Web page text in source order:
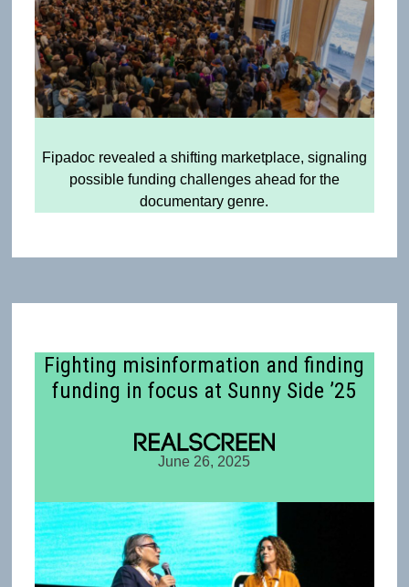
Fipadoc revealed a shifting marketplace, signaling
possible funding challenges ahead for the
documentary genre.
Fighting misinformation and finding
funding in focus at Sunny Side ’25
June 26, 2025